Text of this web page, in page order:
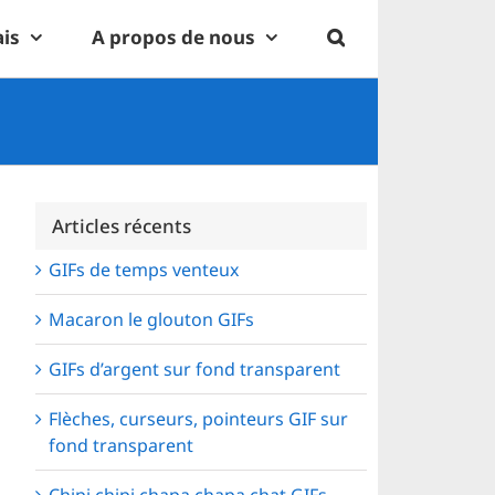
A propos de nous
Articles récents
GIFs de temps venteux
Macaron le glouton GIFs
GIFs d’argent sur fond transparent
Flèches, curseurs, pointeurs GIF sur
fond transparent